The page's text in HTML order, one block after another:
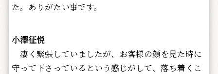
た。ありがたい事です。
小澤征悦
凄く緊張していましたが、お客様の顔を見た時に
守って下さっているという感じがして、落ち着くこ